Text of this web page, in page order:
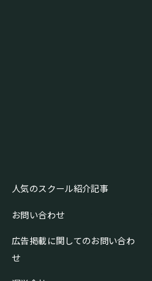
人気のスクール紹介記事
お問い合わせ
広告掲載に関してのお問い合わ
せ